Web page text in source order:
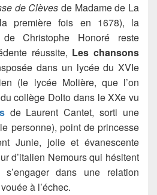
de Clèves de Madame de La
première fois en 1678), la
Christophe Honoré reste
réussite, Les chansons
dans un lycée du XVIe
(le lycée Molière, que l’on
collège Dolto dans le XXe vu
de Laurent Cantet, sorti une
personne), point de princesse
Junie, jolie et évanescente
d’italien Nemours qui hésitent
dans une relation
à l’échec.